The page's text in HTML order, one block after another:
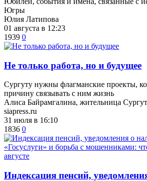
Югры
Юлия Латипова
01 августа в 12:23
1939 0
​Не только работа, но и будущее
Сургуту нужны флагманские проекты,
причину связывать с ним жизнь
Алиса Байрамгалина, жительница
siapress.ru
31 июля в 16:10
1836 0
​Индексация пенсий,